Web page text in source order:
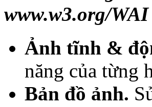
www.w3.org/WAI
Ảnh tĩnh &
năng của từng
Bản đồ ảnh.